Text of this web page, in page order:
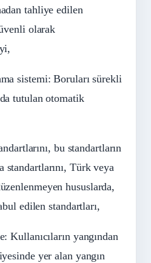
tahliye edilen
olarak
sistemi: Boruları sürekli
tutulan otomatik
bu standartların
standartlarını, Türk veya
hususlarda,
edilen standartları,
Kullanıcıların yangından
yer alan yangın